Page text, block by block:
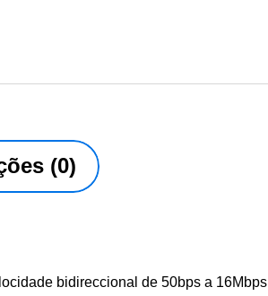
(0)
bidireccional de 50bps a 16Mbps